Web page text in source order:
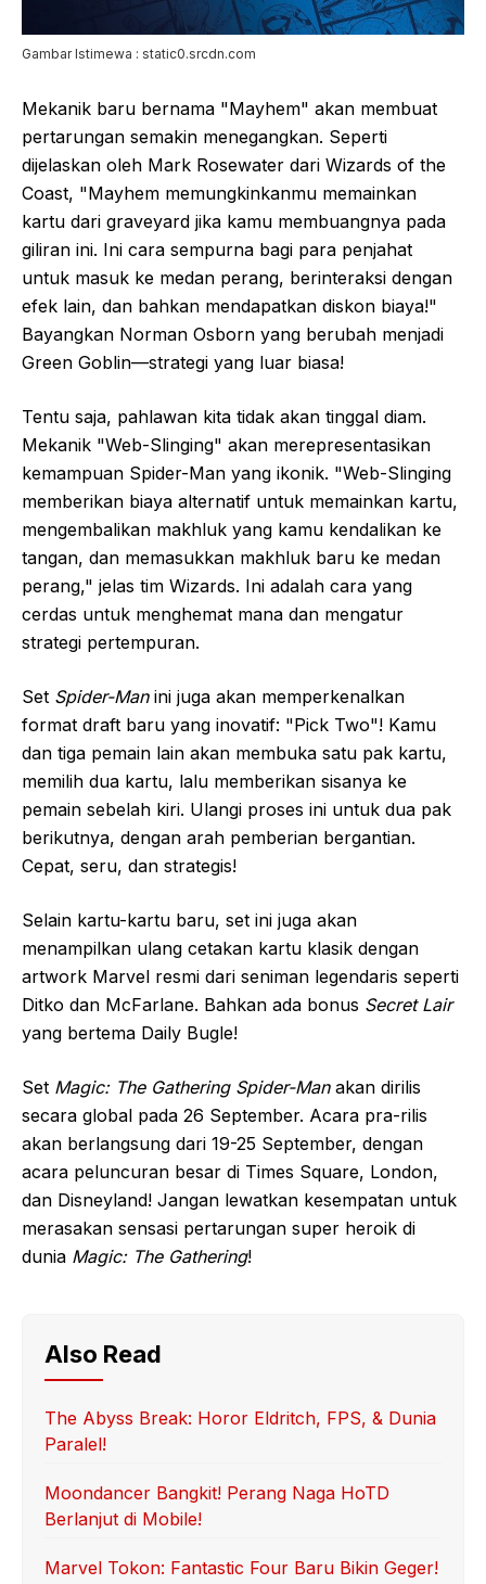
Gambar Istimewa : static0.srcdn.com
Mekanik baru bernama "Mayhem" akan membuat
pertarungan semakin menegangkan. Seperti
dijelaskan oleh Mark Rosewater dari Wizards of the
Coast, "Mayhem memungkinkanmu memainkan
kartu dari graveyard jika kamu membuangnya pada
giliran ini. Ini cara sempurna bagi para penjahat
untuk masuk ke medan perang, berinteraksi dengan
efek lain, dan bahkan mendapatkan diskon biaya!"
Bayangkan Norman Osborn yang berubah menjadi
Green Goblin—strategi yang luar biasa!
Tentu saja, pahlawan kita tidak akan tinggal diam.
Mekanik "Web-Slinging" akan merepresentasikan
kemampuan Spider-Man yang ikonik. "Web-Slinging
memberikan biaya alternatif untuk memainkan kartu,
mengembalikan makhluk yang kamu kendalikan ke
tangan, dan memasukkan makhluk baru ke medan
perang," jelas tim Wizards. Ini adalah cara yang
cerdas untuk menghemat mana dan mengatur
strategi pertempuran.
Set Spider-Manini juga akan memperkenalkan
format draft baru yang inovatif: "Pick Two"! Kamu
dan tiga pemain lain akan membuka satu pak kartu,
memilih dua kartu, lalu memberikan sisanya ke
pemain sebelah kiri. Ulangi proses ini untuk dua pak
berikutnya, dengan arah pemberian bergantian.
Cepat, seru, dan strategis!
Selain kartu-kartu baru, set ini juga akan
menampilkan ulang cetakan kartu klasik dengan
artwork Marvel resmi dari seniman legendaris seperti
Ditko dan McFarlane. Bahkan ada bonus Secret Lair
yang bertema Daily Bugle!
Set Magic: The Gathering Spider-Manakan dirilis
secara global pada 26 September. Acara pra-rilis
akan berlangsung dari 19-25 September, dengan
acara peluncuran besar di Times Square, London,
dan Disneyland! Jangan lewatkan kesempatan untuk
merasakan sensasi pertarungan super heroik di
dunia Magic: The Gathering!
Also Read
The Abyss Break: Horor Eldritch, FPS, & Dunia
Paralel!
Moondancer Bangkit! Perang Naga HoTD
Berlanjut di Mobile!
Marvel Tokon: Fantastic Four Baru Bikin Geger!